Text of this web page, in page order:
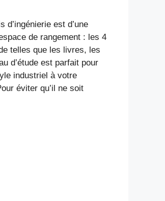
est d’une
de rangement : les 4
telles que les livres, les
d’étude est parfait pour
industriel à votre
éviter qu’il ne soit